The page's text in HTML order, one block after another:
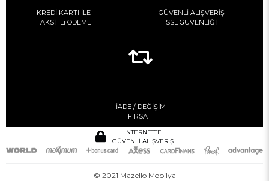
KREDİ KARTI İLE
TAKSİTLi ÖDEME
GÜVENLİ ALIŞVERİŞ
SSL GÜVENLİĞİ
İADE / DEĞİŞİM
FIRSATI
İNTERNETTE
GÜVENLİ ALIŞVERİŞ
© 2021 Mazello Mobilya